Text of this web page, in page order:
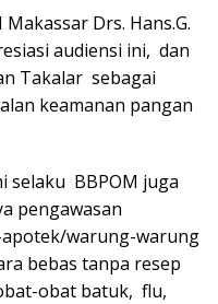
Drs. Hans.G.
audiensi ini, dan
Takalar sebagai
keamanan pangan
selaku BBPOM juga
pengawasan
warung-warung
bebas tanpa resep
obat batuk, flu,